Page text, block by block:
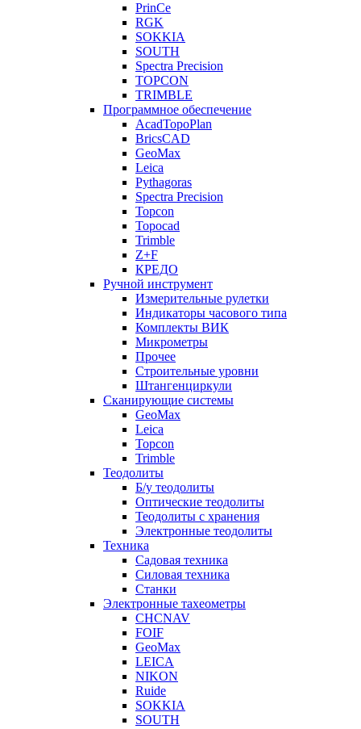
PrinCe
RGK
SOKKIA
SOUTH
Spectra Precision
TOPCON
TRIMBLE
Программное обеспечение
AcadTopoPlan
BricsCAD
GeoMax
Leica
Pythagoras
Spectra Precision
Topcon
Topocad
Trimble
Z+F
КРЕДО
Ручной инструмент
Измерительные рулетки
Индикаторы часового типа
Комплекты ВИК
Микрометры
Прочее
Строительные уровни
Штангенциркули
Сканирующие системы
GeoMax
Leica
Topcon
Trimble
Теодолиты
Б/у теодолиты
Оптические теодолиты
Теодолиты с хранения
Электронные теодолиты
Техника
Садовая техника
Силовая техника
Станки
Электронные тахеометры
CHCNAV
FOIF
GeoMax
LEICA
NIKON
Ruide
SOKKIA
SOUTH